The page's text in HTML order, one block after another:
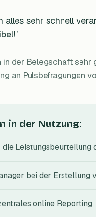
alles sehr schnell
in der Belegschaft
an Pulsbefragungen
in der Nutzung:
Leistungsbeurteilung
bei der Erstellung
online Reporting